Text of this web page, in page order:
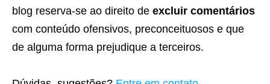
blog reserva-se ao direito de excluir comentários
com conteúdo ofensivos, preconceituosos e que
de alguma forma prejudique a terceiros.